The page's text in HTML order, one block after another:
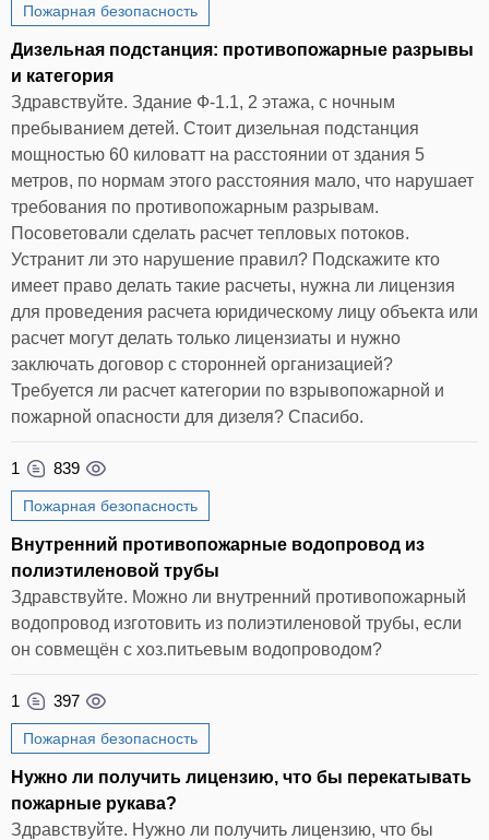
Пожарная безопасность
Дизельная подстанция: противопожарные разрывы
и категория
Здравствуйте. Здание Ф-1.1, 2 этажа, с ночным
пребыванием детей. Стоит дизельная подстанция
мощностью 60 киловатт на расстоянии от здания 5
метров, по нормам этого расстояния мало, что нарушает
требования по противопожарным разрывам.
Посоветовали сделать расчет тепловых потоков.
Устранит ли это нарушение правил? Подскажите кто
имеет право делать такие расчеты, нужна ли лицензия
для проведения расчета юридическому лицу объекта или
расчет могут делать только лицензиаты и нужно
заключать договор с сторонней организацией?
Требуется ли расчет категории по взрывопожарной и
пожарной опасности для дизеля? Спасибо.
1 839
Пожарная безопасность
Внутренний противопожарные водопровод из
полиэтиленовой трубы
Здравствуйте. Можно ли внутренний противопожарный
водопровод изготовить из полиэтиленовой трубы, если
он совмещён с хоз.питьевым водопроводом?
1 397
Пожарная безопасность
Нужно ли получить лицензию, что бы перекатывать
пожарные рукава?
Здравствуйте. Нужно ли получить лицензию, что бы